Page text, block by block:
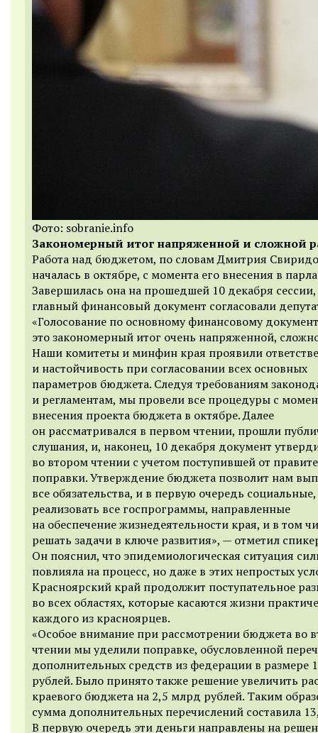
Фото: sobranie.info
Закономерный итог напряженной и сложной
Работа над бюджетом, по словам Дмитрия
началась в октябре, с момента его внесения в
Завершилась она на прошедшей 10 декабря сессии,
главный финансовый документ согласовали
«Голосование по основному финансовому
это закономерный итог очень напряженной,
Наши комитеты и минфин края проявили
и настойчивость при согласовании всех основных
параметров бюджета. Следуя требованиям
и регламентам, мы провели все процедуры с
внесения проекта бюджета в октябре. Далее
он рассматривался в первом чтении, прошли
слушания, и, наконец, 10 декабря документ
во втором чтении с учетом поступившей от
поправки. Утверждение бюджета позволит нам
все обязательства, и в первую очередь социальные,
реализовать все госпрограммы, направленные
на обеспечение жизнедеятельности края, и в том
решать задачи в ключе развития», — отметил
Он пояснил, что эпидемиологическая ситуация
повлияла на процесс, но даже в этих непростых
Красноярский край продолжит поступательное
во всех областях, которые касаются жизни
каждого из красноярцев.
«Особое внимание при рассмотрении бюджета во
чтении мы уделили поправке, обусловленной
дополнительных средств из федерации в размере
рублей. Было принято также решение увеличить
краевого бюджета на 2,5 млрд рублей. Таким
сумма дополнительных перечислений составила
В первую очередь эти деньги направлены на